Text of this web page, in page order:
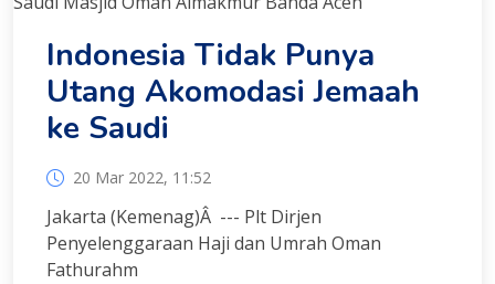
Indonesia Tidak Punya
Utang Akomodasi Jemaah
ke Saudi
20 Mar 2022, 11:52
Jakarta (Kemenag)Â --- Plt Dirjen
Penyelenggaraan Haji dan Umrah Oman
Fathurahm